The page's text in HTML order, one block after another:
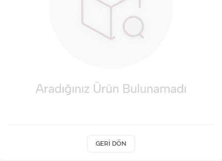
Mobilya
Küçük Ev Aletleri
Ev Tekstili
GERI DÖN